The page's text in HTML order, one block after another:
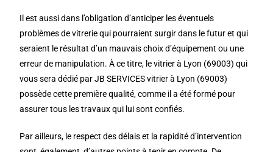
Il est aussi dans l’obligation d’anticiper les éventuels
problèmes de vitrerie qui pourraient surgir dans le futur et qui
seraient le résultat d’un mauvais choix d’équipement ou une
erreur de manipulation. À ce titre, le vitrier à Lyon (69003) qui
vous sera dédié par JB SERVICES vitrier à Lyon (69003)
possède cette première qualité, comme il a été formé pour
assurer tous les travaux qui lui sont confiés.
Par ailleurs, le respect des délais et la rapidité d’intervention